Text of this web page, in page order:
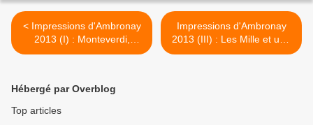
< Impressions d'Ambronay
2013 (I) : Monteverdi,
Vespro della Beata Vergine
Impressions d'Ambronay
2013 (III) : Les Mille et une
nuits par Louise Moaty et
Hébergé par Overblog
Top articles